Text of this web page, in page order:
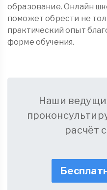
образование. Онлайн
поможет обрести не
практический опыт
форме обучения.
Наши
расчёт